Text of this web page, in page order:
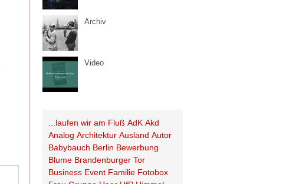
Archiv
Video
...laufen wir am Fluß AdK Akd
Analog Architektur Ausland Autor
Babybauch Berlin Bewerbung
Blume Brandenburger Tor
Business Event Familie Fotobox